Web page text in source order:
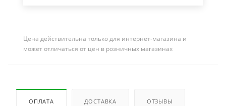
Цена действительна только для интернет-магазина и
может отличаться от цен в розничных магазинах
ОПЛАТА ДОСТАВКА ОТЗЫВЫ